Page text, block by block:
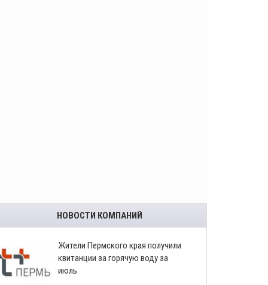
НОВОСТИ КОМПАНИЙ
​Жители Пермского края получили
квитанции за горячую воду за
июль